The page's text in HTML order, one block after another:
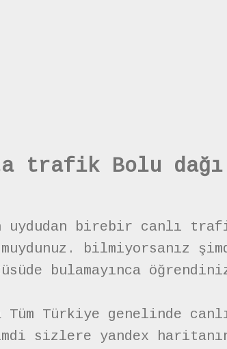
trafik Bolu
uydudan birebir canlı
bilmiyorsanız
bulamayınca
Tüm Türkiye genelinde
sizlere yandex